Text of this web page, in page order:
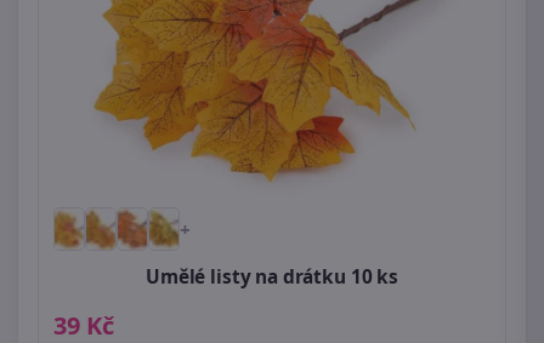
+
Umělé listy na drátku 10 ks
39 Kč